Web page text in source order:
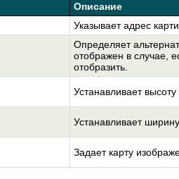
Описание
Указывает адрес
Определяет
отображен в случае,
отобразить.
Устанавливает высоту
Устанавливает
Задает карту